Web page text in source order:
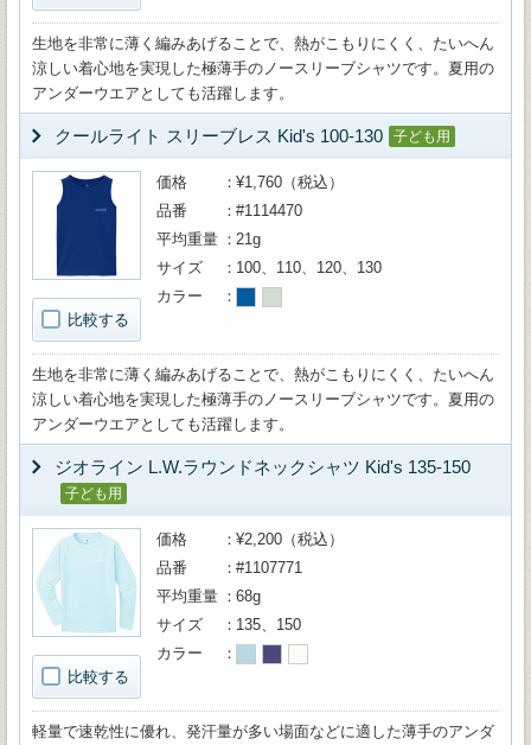
生地を非常に薄く編みあげることで、熱がこもりにくく、たいへん
涼しい着心地を実現した極薄手のノースリーブシャツです。夏用の
アンダーウエアとしても活躍します。
クールライト スリーブレス Kid's 100-130 子ども用
比較する
価格
¥1,760（税込）
品番
#1114470
平均重量
21g
サイズ
100、110、120、130
カラー
生地を非常に薄く編みあげることで、熱がこもりにくく、たいへん
涼しい着心地を実現した極薄手のノースリーブシャツです。夏用の
アンダーウエアとしても活躍します。
ジオライン L.W.ラウンドネックシャツ Kid's 135-150
子ども用
比較する
価格
¥2,200（税込）
品番
#1107771
平均重量
68g
サイズ
135、150
カラー
軽量で速乾性に優れ、発汗量が多い場面などに適した薄手のアンダ